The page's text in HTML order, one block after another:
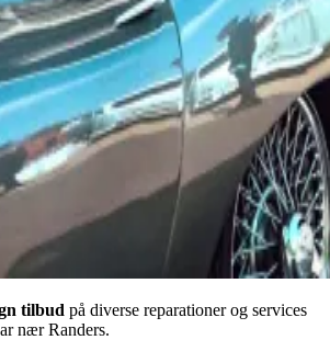
tilbud på diverse reparationer og services
nær Randers.